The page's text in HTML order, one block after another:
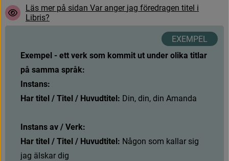
Läs mer på sidan Var anger jag föredragen titel i
Libris?
Exempel - ett verk som kommit ut under olika titlar
på samma språk:
Instans:
Har titel / Titel / Huvudtitel: Din, din, din Amanda
Instans av / Verk:
Har titel / Titel / Huvudtitel: Någon som kallar sig
jag älskar dig